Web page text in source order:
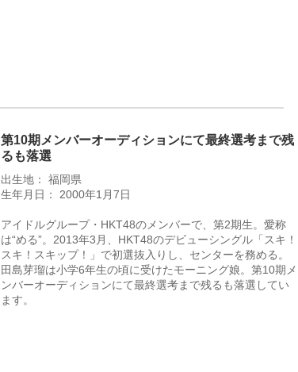
第10期メンバーオーディションにて最終選考まで残
るも落選
出生地： 福岡県
生年月日： 2000年1月7日
アイドルグループ・HKT48のメンバーで、第2期生。愛称
は“める”。2013年3月、HKT48のデビューシングル「スキ！
スキ！スキップ！」で初選抜入りし、センターを務める。
田島芽瑠は小学6年生の頃に受けたモーニング娘。第10期メ
ンバーオーディションにて最終選考まで残るも落選してい
ます。